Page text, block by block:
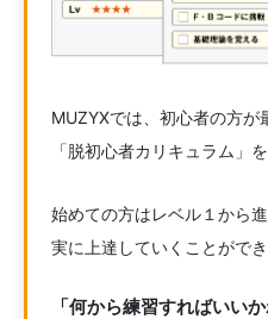
MUZYXでは、初心者の方が
「脱初心者カリキュラム」
始めての方はレベル１から
実に上達していくことができ
「何から練習すればいい